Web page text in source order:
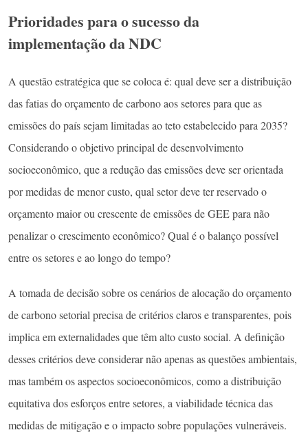
Prioridades para o sucesso da
implementação da NDC
A questão estratégica que se coloca é: qual deve ser a distribuição
das fatias do orçamento de carbono aos setores para que as
emissões do país sejam limitadas ao teto estabelecido para 2035?
Considerando o objetivo principal de desenvolvimento
socioeconômico, que a redução das emissões deve ser orientada
por medidas de menor custo, qual setor deve ter reservado o
orçamento maior ou crescente de emissões de GEE para não
penalizar o crescimento econômico? Qual é o balanço possível
entre os setores e ao longo do tempo?
A tomada de decisão sobre os cenários de alocação do orçamento
de carbono setorial precisa de critérios claros e transparentes, pois
implica em externalidades que têm alto custo social. A definição
desses critérios deve considerar não apenas as questões ambientais,
mas também os aspectos socioeconômicos, como a distribuição
equitativa dos esforços entre setores, a viabilidade técnica das
medidas de mitigação e o impacto sobre populações vulneráveis.